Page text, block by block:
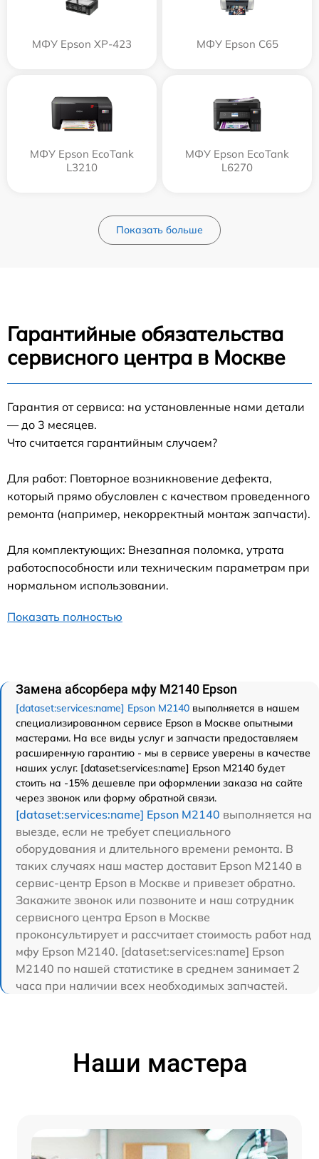
МФУ Epson XP-423 МФУ Epson C65
МФУ Epson EcoTank
L3210
МФУ Epson EcoTank
L6270
Показать больше
Гарантийные обязательства
сервисного центра в Москве
Гарантия от сервиса: на установленные нами детали
— до 3 месяцев.
Что считается гарантийным случаем?
Для работ: Повторное возникновение дефекта,
который прямо обусловлен с качеством проведенного
ремонта (например, некорректный монтаж запчасти).
Для комплектующих: Внезапная поломка, утрата
работоспособности или техническим параметрам при
нормальном использовании.
Показать полностью
Замена абсорбера мфу M2140 Epson
[dataset:services:name] Epson M2140 выполняется в нашем
специализированном сервисе Epson в Москве опытными
мастерами. На все виды услуг и запчасти предоставляем
расширенную гарантию - мы в сервисе уверены в качестве
наших услуг. [dataset:services:name] Epson M2140 будет
стоить на -15% дешевле при оформлении заказа на сайте
через звонок или форму обратной связи.
[dataset:services:name] Epson M2140 выполняется на
выезде, если не требует специального
оборудования и длительного времени ремонта. В
таких случаях наш мастер доставит Epson M2140 в
сервис-центр Epson в Москве и привезет обратно.
Закажите звонок или позвоните и наш сотрудник
сервисного центра Epson в Москве
проконсультирует и рассчитает стоимость работ над
мфу Epson M2140. [dataset:services:name] Epson
M2140 по нашей статистике в среднем занимает 2
часа при наличии всех необходимых запчастей.
Наши мастера